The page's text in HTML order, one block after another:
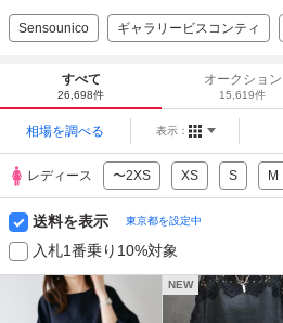
Sensounico ギャラリービスコンティ
すべて
26,698件
オークション
15,619件
相場を調べる 表示：
レディース 〜2XS XS S M
送料を表示 東京都を設定中
入札1番乗り10%対象
NEW